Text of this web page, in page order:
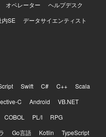
オペレーター
ヘルプデスク
内SE
データサイエンティスト
Swift C# C++
Scala
C Android
VB.NET
COBOL PL/I
RPG
Go言語 Kotlin
TypeScript